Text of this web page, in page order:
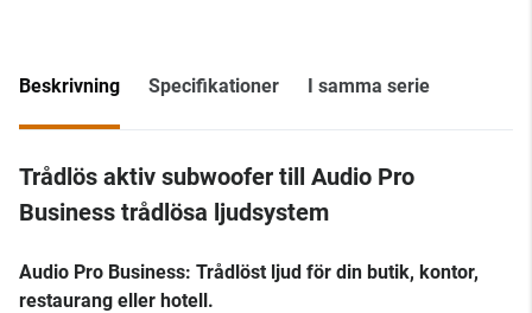
Beskrivning Specifikationer I samma serie
Trådlös aktiv subwoofer till Audio Pro
Business trådlösa ljudsystem
Audio Pro Business: Trådlöst ljud för din butik, kontor,
restaurang eller hotell.